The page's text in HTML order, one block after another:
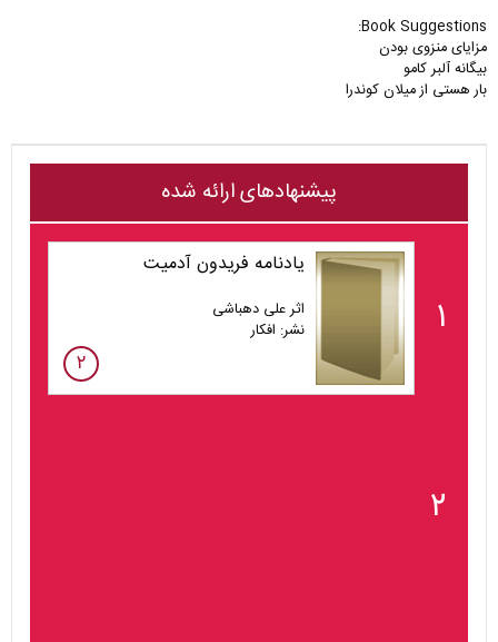
Book Suggestions:
بار هستی از میلان کوندرا
پیشنهادهای ارائه شده
۱
یادنامه فریدون آدمیت
اثر علی دهباشی
نشر: افکار
۲
۲